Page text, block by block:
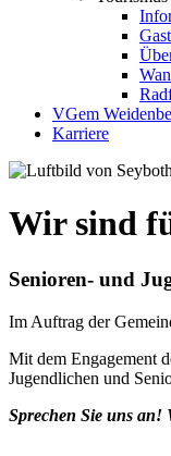
VGem
Karriere
Wir sind
Senioren- und
Im Auftrag der
Mit dem Engagement
Jugendlichen und
Sprechen Sie uns an!